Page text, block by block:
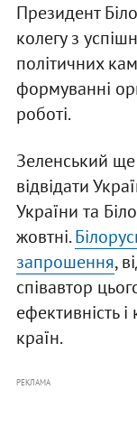
Президент
колегу з
політичних
формуванні
роботі.
Зеленський
відвідати
України та
жовтні.
запрошення,
співавтор
ефективність
країн.
РЕКЛАМА